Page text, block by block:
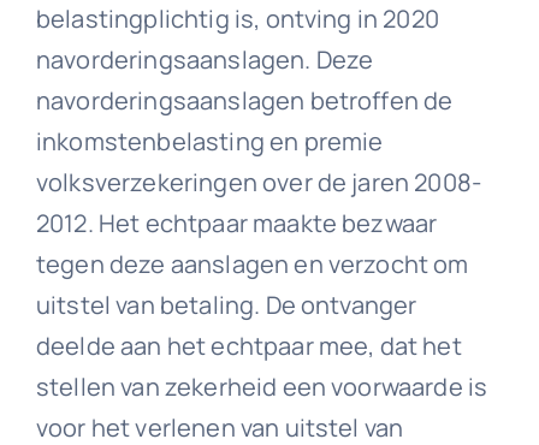
belastingplichtig is, ontving in 2020
navorderingsaanslagen. Deze
navorderingsaanslagen betroffen de
inkomstenbelasting en premie
volksverzekeringen over de jaren 2008-
2012. Het echtpaar maakte bezwaar
tegen deze aanslagen en verzocht om
uitstel van betaling. De ontvanger
deelde aan het echtpaar mee, dat het
stellen van zekerheid een voorwaarde is
voor het verlenen van uitstel van